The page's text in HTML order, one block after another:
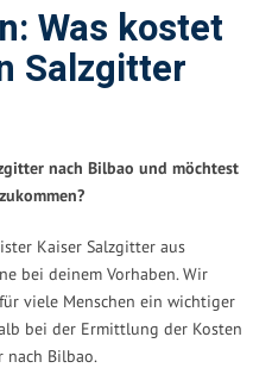
Was kostet
Salzgitter
nach Bilbao und möchtest
Kaiser Salzgitter aus
bei deinem Vorhaben. Wir
für viele Menschen ein wichtiger
bei der Ermittlung der Kosten
nach Bilbao.